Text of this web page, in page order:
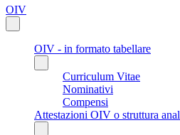
OIV
OIV - in formato tabellare
Curriculum Vitae
Nominativi
Compensi
Attestazioni OIV o struttura